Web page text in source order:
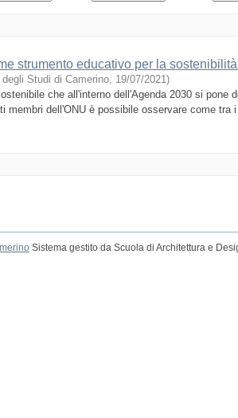
strumento educativo per la
Studi di Camerino, 19/07/2021)
che all'interno dell'Agenda 2030 si pone
membri dell'ONU è possibile osservare come tra
Sistema gestito da Scuola di Architettura e